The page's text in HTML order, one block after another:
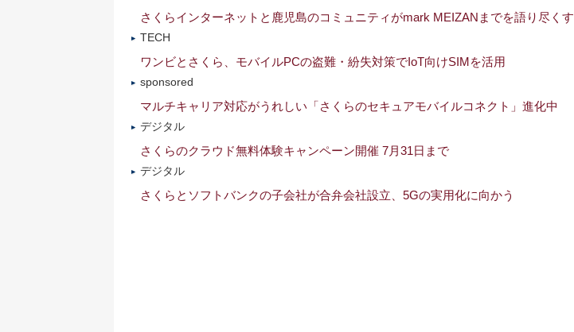
さくらインターネットと鹿児島のコミュニティがmark MEIZANまでを語り尽くす
TECH
ワンビとさくら、モバイルPCの盗難・紛失対策でIoT向けSIMを活用
sponsored
マルチキャリア対応がうれしい「さくらのセキュアモバイルコネクト」進化中
デジタル
さくらのクラウド無料体験キャンペーン開催 7月31日まで
デジタル
さくらとソフトバンクの子会社が合弁会社設立、5Gの実用化に向かう